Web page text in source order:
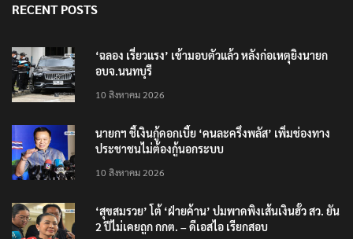
RECENT POSTS
‘ฉลอง เรี่ยวแรง’ เข้ามอบตัวแล้ว หลังก่อเหตุยิงนายก
อบจ.นนทบุรี
10 สิงหาคม 2026
นายกฯ ชี้เงินกู้ดอกเบี้ย ‘คนละครึ่งพลัส’ เพิ่มช่องทาง
ประชาชนไม่ต้องกู้นอกระบบ
10 สิงหาคม 2026
‘สุขสมรวย’ โต้ ‘ฝ่ายค้าน’ ปมพาดพิงเส้นเงินฮั้ว สว. ยัน
2 ปีไม่เคยถูก กกต. – ดีเอสไอ เรียกสอบ